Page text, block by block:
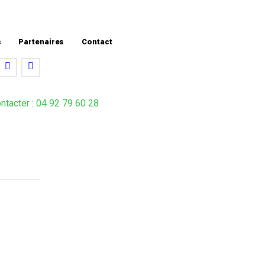
Partenaires Contact
: 04 92 79 60 28